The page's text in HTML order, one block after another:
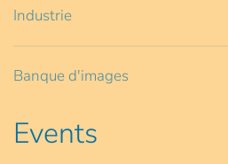
Industrie
Banque d'images
Events